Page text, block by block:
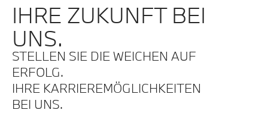
IHRE ZUKUNFT BEI
UNS.
STELLEN SIE DIE WEICHEN AUF
ERFOLG.
IHRE KARRIEREMÖGLICHKEITEN
BEI UNS.